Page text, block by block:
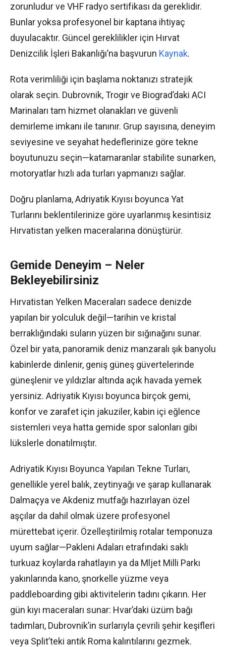
zorunludur ve VHF radyo sertifikası da gereklidir.
Bunlar yoksa profesyonel bir kaptana ihtiyaç
duyulacaktır. Güncel gereklilikler için Hırvat
Denizcilik İşleri Bakanlığı’na başvurun Kaynak.
Rota verimliliği için başlama noktanızı stratejik
olarak seçin. Dubrovnik, Trogir ve Biograd’daki ACI
Marinaları tam hizmet olanakları ve güvenli
demirleme imkanı ile tanınır. Grup sayısına, deneyim
seviyesine ve seyahat hedeflerinize göre tekne
boyutunuzu seçin—katamaranlar stabilite sunarken,
motoryatlar hızlı ada turları yapmanızı sağlar.
Doğru planlama, Adriyatik Kıyısı boyunca Yat
Turlarını beklentilerinize göre uyarlanmış kesintisiz
Hırvatistan yelken maceralarına dönüştürür.
Gemide Deneyim – Neler
Bekleyebilirsiniz
Hırvatistan Yelken Maceraları sadece denizde
yapılan bir yolculuk değil—tarihin ve kristal
berraklığındaki suların yüzen bir sığınağını sunar.
Özel bir yata, panoramik deniz manzaralı şık banyolu
kabinlerde dinlenir, geniş güneş güvertelerinde
güneşlenir ve yıldızlar altında açık havada yemek
yersiniz. Adriyatik Kıyısı boyunca birçok gemi,
konfor ve zarafet için jakuziler, kabin içi eğlence
sistemleri veya hatta gemide spor salonları gibi
lükslerle donatılmıştır.
Adriyatik Kıyısı Boyunca Yapılan Tekne Turları,
genellikle yerel balık, zeytinyağı ve şarap kullanarak
Dalmaçya ve Akdeniz mutfağı hazırlayan özel
aşçılar da dahil olmak üzere profesyonel
mürettebat içerir. Özelleştirilmiş rotalar temponuza
uyum sağlar—Pakleni Adaları etrafındaki saklı
turkuaz koylarda rahatlayın ya da Mljet Milli Parkı
yakınlarında kano, şnorkelle yüzme veya
paddleboarding gibi aktivitelerin tadını çıkarın. Her
gün kıyı maceraları sunar: Hvar’daki üzüm bağı
tadımları, Dubrovnik’in surlarıyla çevrili şehir keşifleri
veya Split’teki antik Roma kalıntılarını gezmek.